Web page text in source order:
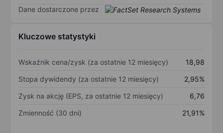
Dane dostarczone przez
Kluczowe statystyki
Wskaźnik cena/zysk (za ostatnie 12 miesięcy)
18,98
Stopa dywidendy (za ostatnie 12 miesięcy)
2,95%
Zysk na akcję (EPS, za ostatnie 12 miesięcy)
6,76
Zmienność (30 dni)
21,91%